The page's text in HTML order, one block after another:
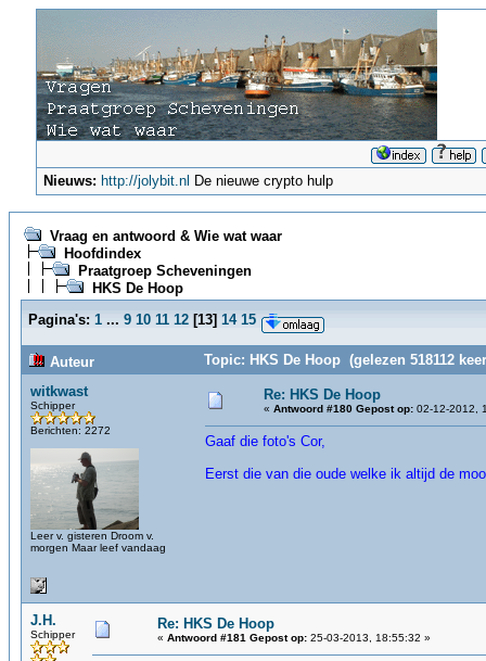
Nieuws: http://jolybit.nl De nieuwe crypto hulp
Vraag en antwoord & Wie wat waar
Hoofdindex
Praatgroep Scheveningen
HKS De Hoop
Pagina's: 1 ... 9 10 11 12 [13] 14 15
Auteur
Topic: HKS De Hoop (gelezen 518112
witkwast
Schipper
Berichten: 2272
Leer v. gisteren Droom v.
morgen Maar leef vandaag
Re: HKS De Hoop
« Antwoord #180 Gepost op: 02-12-2012,
Gaaf die foto's Cor,
Eerst die van die oude welke ik altijd de
J.H.
Schipper
Re: HKS De Hoop
« Antwoord #181 Gepost op: 25-03-2013, 18:55:32 »